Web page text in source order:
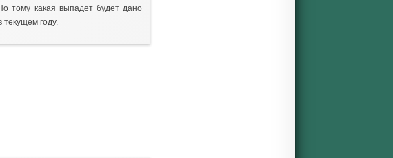
тому какая выпадет будет дано
текущем году.